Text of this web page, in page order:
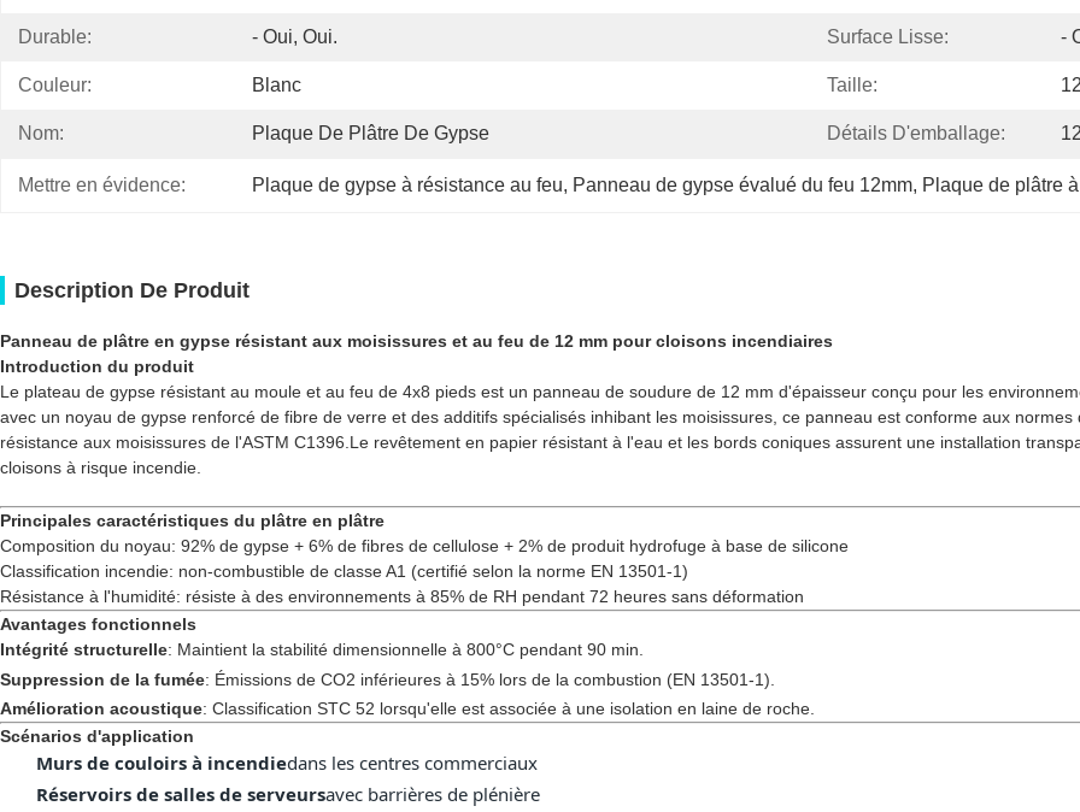
Durable: - Oui, Oui. Surface Lisse: -
Couleur: Blanc Taille:
Nom: Plaque De Plâtre De Gypse Détails D'emballage:
Mettre en évidence: Plaque de gypse à résistance au feu, Panneau de gypse évalué du feu 12mm, Plaque de plâtre
Description De Produit
Panneau de plâtre en gypse résistant aux moisissures et au feu de 12 mm pour cloisons incendiaires
Introduction du produit
Le plateau de gypse résistant au moule et au feu de 4x8 pieds est un panneau de soudure de 12 mm d'épaisseur conçu pour les
avec un noyau de gypse renforcé de fibre de verre et des additifs spécialisés inhibant les moisissures, ce panneau est conforme aux
résistance aux moisissures de l'ASTM C1396.Le revêtement en papier résistant à l'eau et les bords coniques assurent une installation
cloisons à risque incendie.
Principales caractéristiques du plâtre en plâtre
Composition du noyau: 92% de gypse + 6% de fibres de cellulose + 2% de produit hydrofuge à base de silicone
Classification incendie: non-combustible de classe A1 (certifié selon la norme EN 13501-1)
Résistance à l'humidité: résiste à des environnements à 85% de RH pendant 72 heures sans déformation
Avantages fonctionnels
Intégrité structurelle: Maintient la stabilité dimensionnelle à 800°C pendant 90 min.
Suppression de la fumée: Émissions de CO2 inférieures à 15% lors de la combustion (EN 13501-1).
Amélioration acoustique: Classification STC 52 lorsqu'elle est associée à une isolation en laine de roche.
Scénarios d'application
Murs de couloirs à incendiedans les centres commerciaux
Réservoirs de salles de serveursavec barrières de plénière